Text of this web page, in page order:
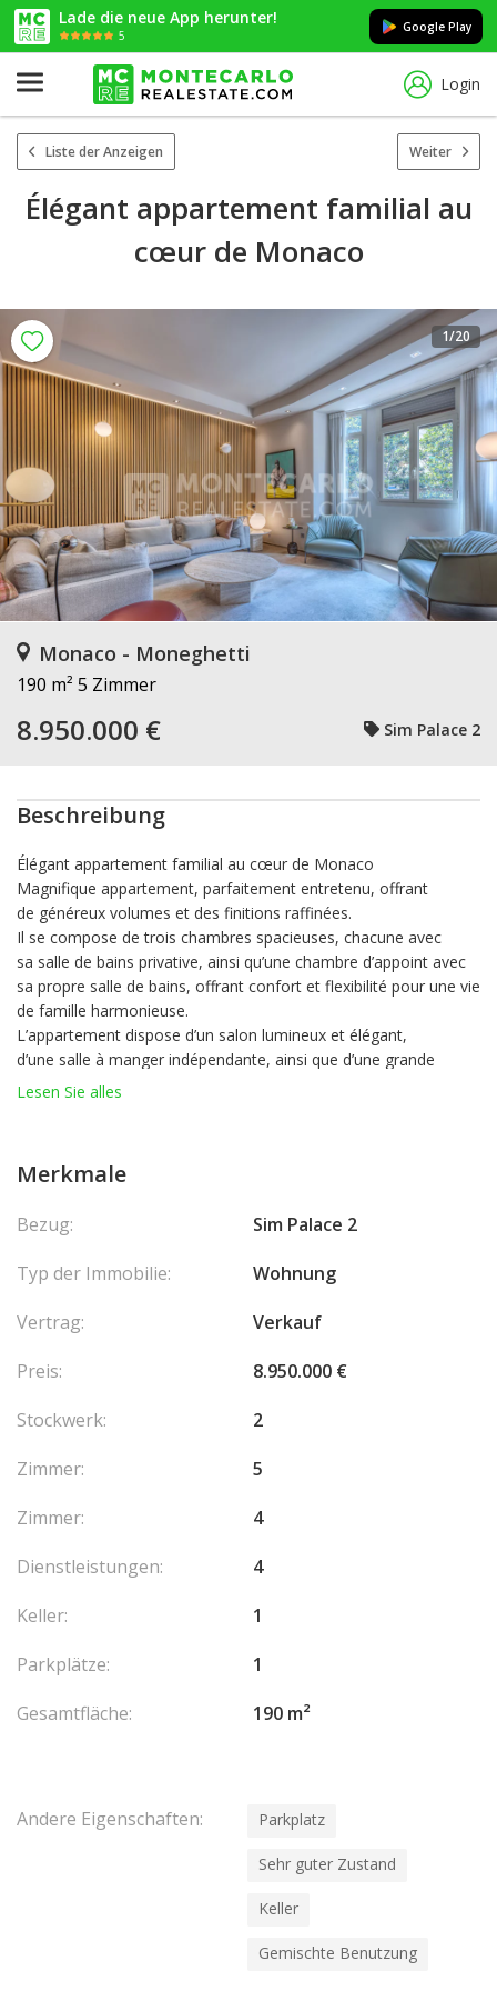
Lade die neue App herunter!
5
Google Play
Login
Liste der Anzeigen Weiter
Élégant appartement familial au
cœur de Monaco
1/20
Monaco - Moneghetti
190 m² 5 Zimmer
8.950.000 € Sim Palace 2
Beschreibung
Élégant appartement familial au cœur de Monaco
Magnifique appartement, parfaitement entretenu, offrant
de généreux volumes et des finitions raffinées.
Il se compose de trois chambres spacieuses, chacune avec
sa salle de bains privative, ainsi qu’une chambre d’appoint avec
sa propre salle de bains, offrant confort et flexibilité pour une vie
de famille harmonieuse.
L’appartement dispose d’un salon lumineux et élégant,
d’une salle à manger indépendante, ainsi que d’une grande
cuisine séparée, idéale pour recevoir. Les plafonds hauts de 3,20
Une opportunité rare d’acquérir un appartement clé en main
Principauté.
Lesen Sie alles
Merkmale
Bezug:
Sim Palace 2
Typ der Immobilie:
Wohnung
Vertrag:
Verkauf
Preis:
8.950.000 €
Stockwerk:
2
Zimmer:
5
Zimmer:
4
Dienstleistungen:
4
Keller:
1
Parkplätze:
1
Gesamtfläche:
190 m²
Andere Eigenschaften: Parkplatz
Sehr guter Zustand
Keller
Gemischte Benutzung